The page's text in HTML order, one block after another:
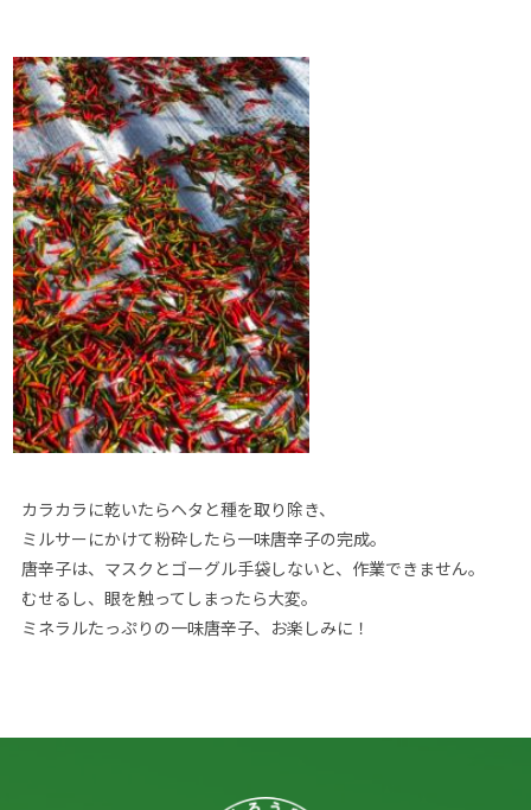
カラカラに乾いたらヘタと種を取り除き、
ミルサーにかけて粉砕したら一味唐辛子の完成。
唐辛子は、 マスクとゴーグル手袋しないと、作業できません。
むせるし、眼を触ってしまったら大変。
ミネラルたっぷりの一味唐辛子、お楽しみに！